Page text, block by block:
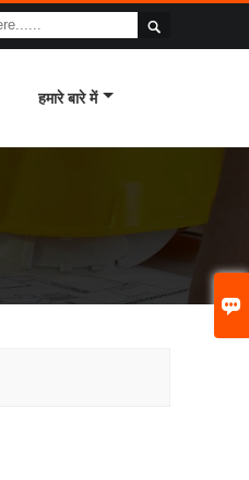


हमारे बारे में